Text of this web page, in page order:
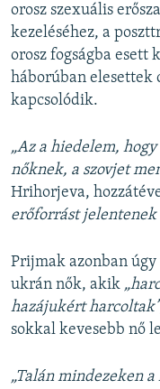
orosz szexuális
kezeléséhez, a
orosz fogságba esett
háborúban elesettek
kapcsolódik.
„Az a hiedelem,
nőknek, a szovjet
Hrihorjeva,
erőforrást jelentenek
Prijmak azonban
ukrán nők, akik
hazájukért
sokkal kevesebb nő
„Talán mindezeken